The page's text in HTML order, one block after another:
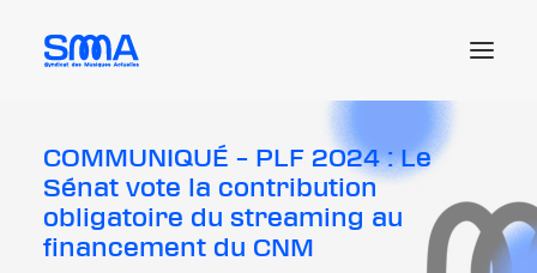
Le SMA
Les actus et enjeux
Les ressources juridiques
COMMUNIQUÉ – PLF 2024 : Le
Sénat vote la contribution
obligatoire du streaming au
financement du CNM